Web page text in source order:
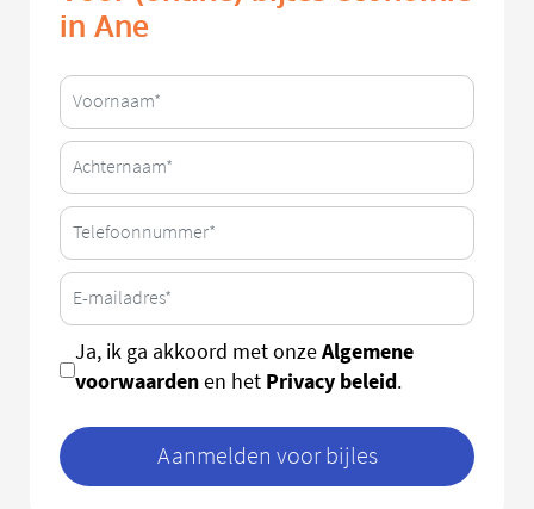
in Ane
Ja, ik ga akkoord met onzeAlgemene
voorwaardenen het Privacy beleid.
Aanmelden voor bijles